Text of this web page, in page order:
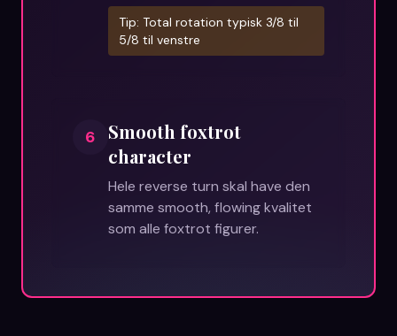
Tip: Total rotation typisk 3/8 til
5/8 til venstre
6
Smooth foxtrot
character
Hele reverse turn skal have den
samme smooth, flowing kvalitet
som alle foxtrot figurer.